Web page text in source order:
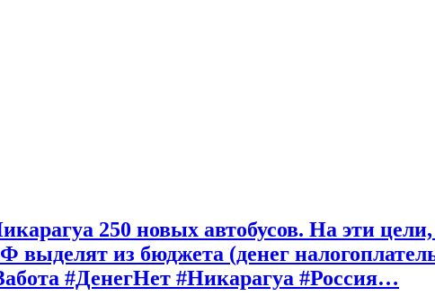
250 новых автобусов. На эти
выделят из бюджета (денег
#ДенегНет #Никарагуа #Россия…